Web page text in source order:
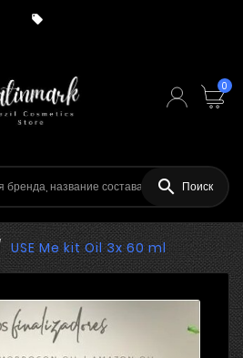

0
 Поиск
USE Me kit Oil 3x 60 ml